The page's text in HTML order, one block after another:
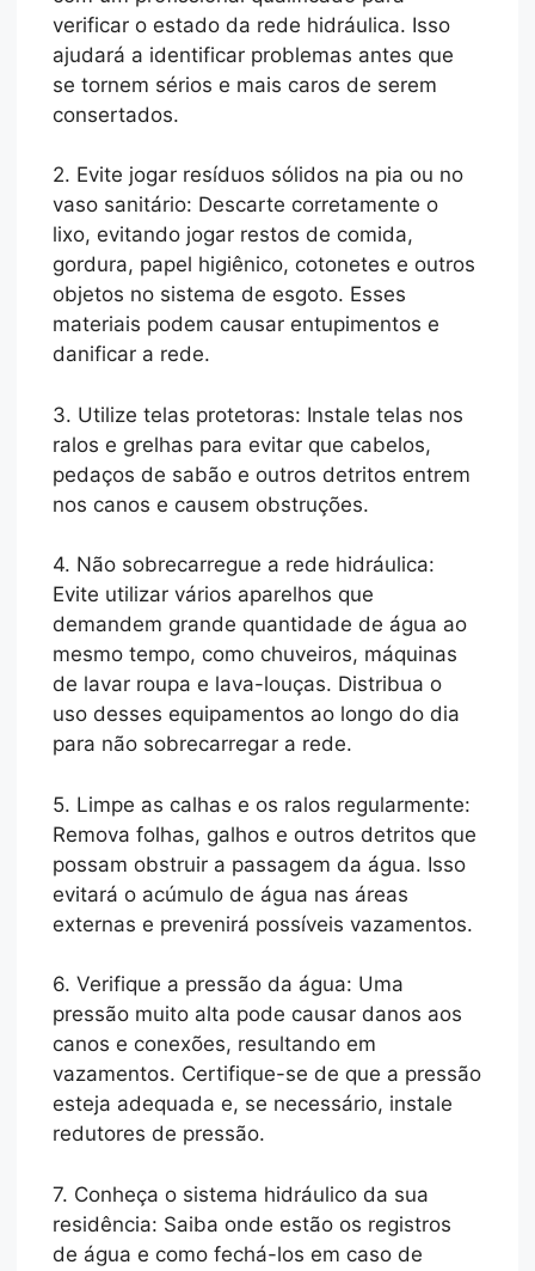
verificar o estado da rede hidráulica. Isso
ajudará a identificar problemas antes que
se tornem sérios e mais caros de serem
consertados.
2. Evite jogar resíduos sólidos na pia ou no
vaso sanitário: Descarte corretamente o
lixo, evitando jogar restos de comida,
gordura, papel higiênico, cotonetes e outros
objetos no sistema de esgoto. Esses
materiais podem causar entupimentos e
danificar a rede.
3. Utilize telas protetoras: Instale telas nos
ralos e grelhas para evitar que cabelos,
pedaços de sabão e outros detritos entrem
nos canos e causem obstruções.
4. Não sobrecarregue a rede hidráulica:
Evite utilizar vários aparelhos que
demandem grande quantidade de água ao
mesmo tempo, como chuveiros, máquinas
de lavar roupa e lava-louças. Distribua o
uso desses equipamentos ao longo do dia
para não sobrecarregar a rede.
5. Limpe as calhas e os ralos regularmente:
Remova folhas, galhos e outros detritos que
possam obstruir a passagem da água. Isso
evitará o acúmulo de água nas áreas
externas e prevenirá possíveis vazamentos.
6. Verifique a pressão da água: Uma
pressão muito alta pode causar danos aos
canos e conexões, resultando em
vazamentos. Certifique-se de que a pressão
esteja adequada e, se necessário, instale
redutores de pressão.
7. Conheça o sistema hidráulico da sua
residência: Saiba onde estão os registros
de água e como fechá-los em caso de